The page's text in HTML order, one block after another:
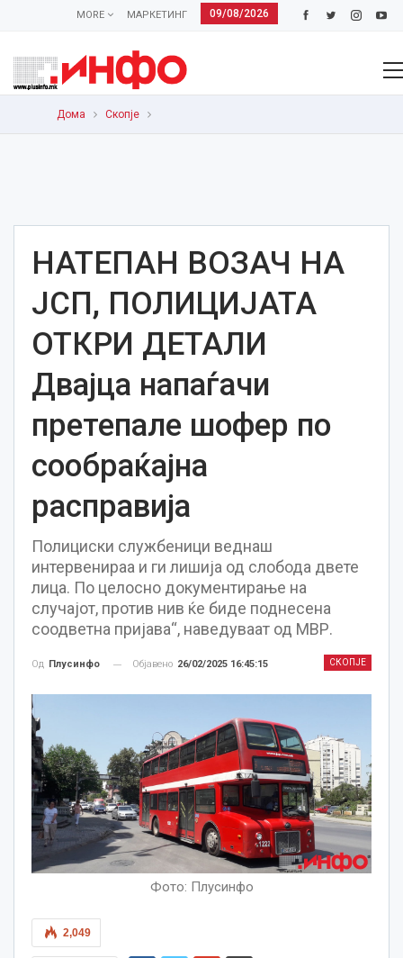
09/08/2026
МАРКЕТИНГ
MORE
Дома Скопје
НАТЕПАН ВОЗАЧ НА
ЈСП, ПОЛИЦИЈАТА
ОТКРИ ДЕТАЛИ
Двајца напаѓачи
претепале шофер по
сообраќајна
расправија
Полициски службеници веднаш
интервенираа и ги лишија од слобода двете
лица. По целосно документирање на
случајот, против нив ќе биде поднесена
соодветна пријава“, наведуваат од МВР.
СКОПЈЕ
Од Плусинфо Објавено 26/02/2025 16:45:15
Фото: Плусинфо
2,049